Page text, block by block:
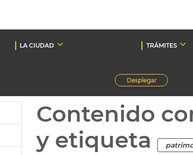
LA CIUDAD TRÁMITES
Desplegar
Contenido
y etiqueta